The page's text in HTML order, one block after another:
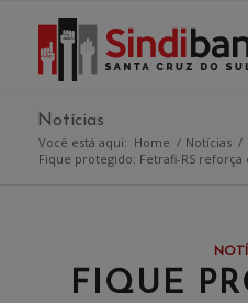
Notícias
Você está aqui: Home / Notícias /
Fique protegido: Fetrafi-RS
FIQUE